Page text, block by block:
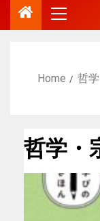
Home 哲
哲学・